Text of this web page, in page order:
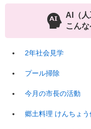
AI（
こん
2年社会見学
プール掃除
今月の市長の活動
郷土料理 けんちょう